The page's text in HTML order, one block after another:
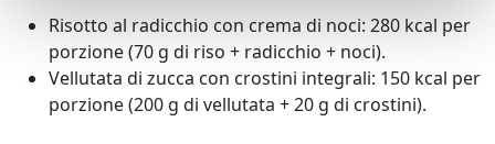
Risotto al radicchio con crema di noci: 280 kcal per
porzione (70 g di riso + radicchio + noci).
Vellutata di zucca con crostini integrali: 150 kcal per
porzione (200 g di vellutata + 20 g di crostini).